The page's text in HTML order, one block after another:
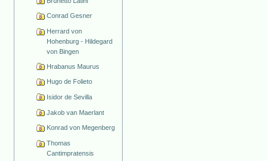
Conrad Gesner
Herrard von
Hohenburg - Hildegard
von Bingen
Hrabanus Maurus
Hugo de Folieto
Isidor de Sevilla
Jakob van Maerlant
Konrad von Megenberg
Thomas
Cantimpratensis